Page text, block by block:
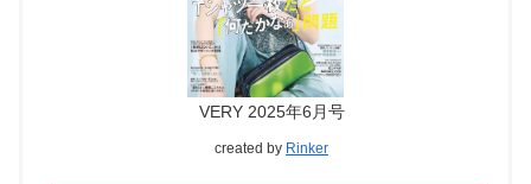
VERY 2025年6月号
created by Rinker